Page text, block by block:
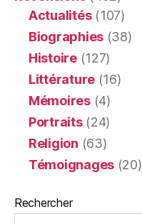
Actualités(107)
Biographies (38)
Histoire(127)
Littérature (16)
Mémoires(4)
Portraits(24)
Religion (63)
Témoignages (20)
Rechercher